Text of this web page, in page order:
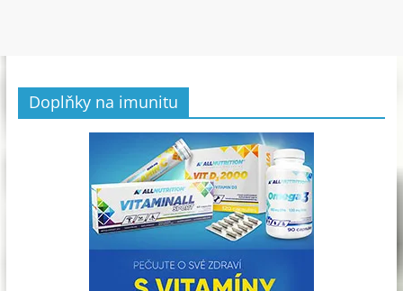
Doplňky na imunitu